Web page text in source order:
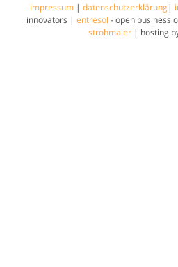
impressum| datenschutzerklärung |
innovators | entresol - open business
strohmaier | hosting